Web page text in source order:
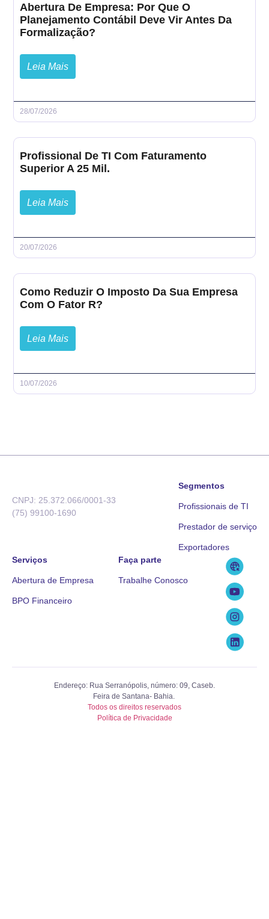
Abertura De Empresa: Por Que O
Planejamento Contábil Deve Vir Antes Da
Formalização?
Leia Mais
28/07/2026
Profissional De TI Com Faturamento
Superior A 25 Mil.
Leia Mais
20/07/2026
Como Reduzir O Imposto Da Sua Empresa
Com O Fator R?
Leia Mais
10/07/2026
CNPJ: 25.372.066/0001-33
(75) 99100-1690
Segmentos
Profissionais de TI
Prestador de serviço
Exportadores
Serviços
Abertura de Empresa
BPO Financeiro
Faça parte
Trabalhe Conosco
Endereço: Rua Serranópolis, número: 09, Caseb.
Feira de Santana- Bahia.
Todos os direitos reservados
Política de Privacidade